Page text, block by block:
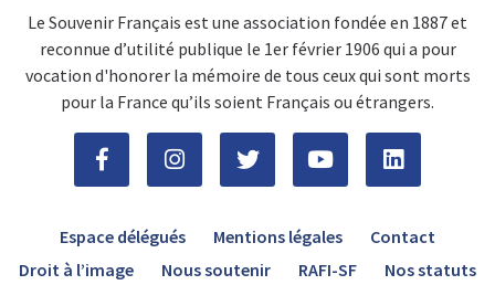
Le Souvenir Français est une association fondée en 1887 et
reconnue d’utilité publique le 1er février 1906 qui a pour
vocation d'honorer la mémoire de tous ceux qui sont morts
pour la France qu’ils soient Français ou étrangers.
Espace délégués Mentions légales
Contact
Droit à l’image
Nous soutenir RAFI-SF Nos statuts